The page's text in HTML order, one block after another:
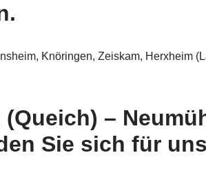
Knöringen, Zeiskam, Herxheim
–
Sie sich für uns